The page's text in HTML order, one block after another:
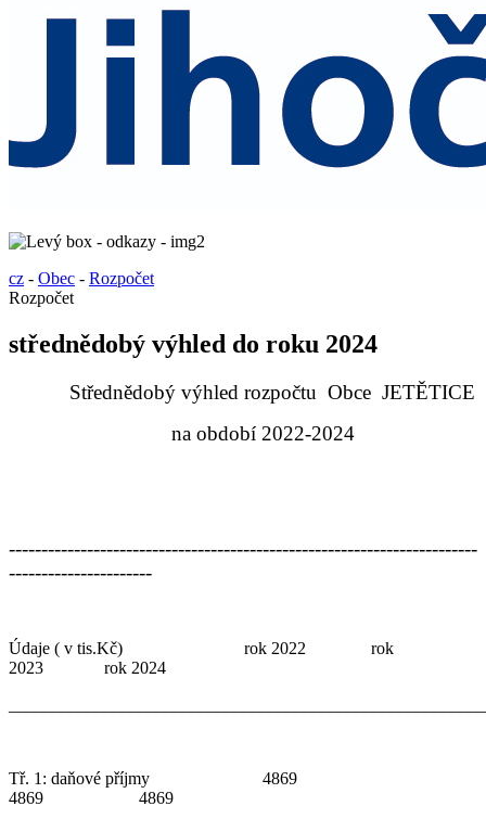
cz - Obec - Rozpočet
Rozpočet
střednědobý výhled do roku 2024
Střednědobý výhled rozpočtu Obce JETĚTICE
na období 2022-2024
------------------------------------------------------------------------
----------------------
Údaje ( v tis.Kč) rok 2022 rok
2023 rok 2024
Tř. 1: daňové příjmy 4869
4869 4869